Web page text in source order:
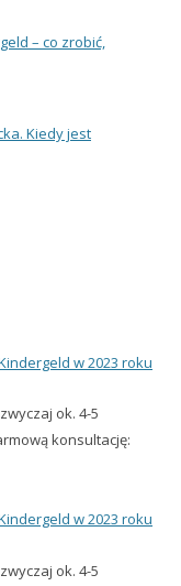
– co zrobić,
Kiedy jest
w 2023 roku
ok. 4-5
konsultację:
w 2023 roku
ok. 4-5